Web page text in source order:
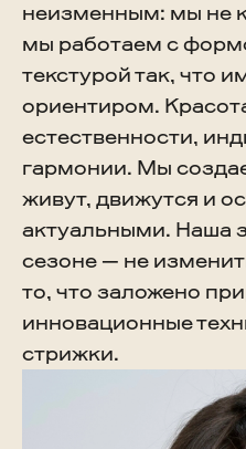
неизменным: мы не
мы работаем с
текстурой так, что
ориентиром.
естественности,
гармонии. Мы
живут, движутся и
актуальными. Наша
сезоне — не
то, что заложено
инновационные
стрижки.